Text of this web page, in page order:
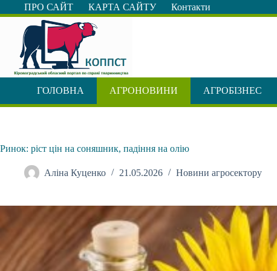
Перейти
до
ПРО САЙТ КАРТА САЙТУ Контакти
ГОЛОВНА АГРОНОВИНИ АГРОБІЗНЕС
Ринок: ріст цін на соняшник, падіння на олію
Аліна Куценко 21.05.2026 Новини агросектору